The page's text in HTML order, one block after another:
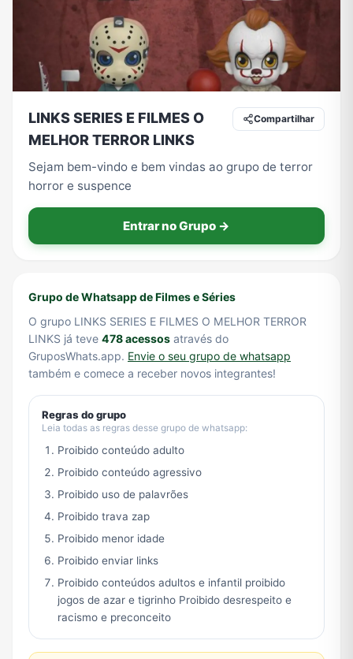
Redes Sociais Religião Shitpost
Vídeos
LINKS SERIES E FILMES O
MELHOR TERROR LINKS
Compartilhar
Sejam bem-vindo e bem vindas ao grupo de terror
horror e suspence
Entrar no Grupo →
Grupo de Whatsapp de Filmes e Séries
O grupo LINKS SERIES E FILMES O MELHOR TERROR
LINKS já teve 478 acessos através do
GruposWhats.app. Envie o seu grupo de whatsapp
também e comece a receber novos integrantes!
Regras do grupo
Leia todas as regras desse grupo de whatsapp:
Proibido conteúdo adulto
Proibido conteúdo agressivo
Proibido uso de palavrões
Proibido trava zap
Proibido menor idade
Proibido enviar links
Proibido conteúdos adultos e infantil proibido
jogos de azar e tigrinho Proibido desrespeito e
racismo e preconceito